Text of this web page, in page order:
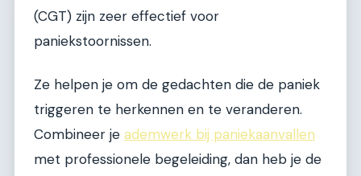
(CGT) zijn zeer effectief voor
paniekstoornissen.
Ze helpen je om de gedachten die de paniek
triggeren te herkennen en te veranderen.
Combineer je ademwerk bij paniekaanvallen
met professionele begeleiding, dan heb je de